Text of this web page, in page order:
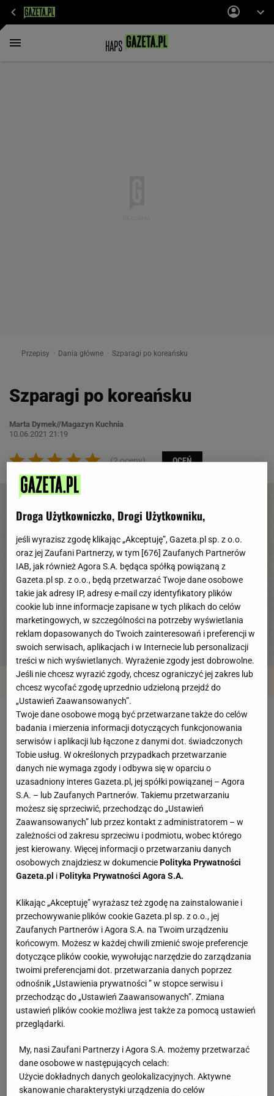
Przepisy Dania główne Szparagi po koreańsku
Szparagi po koreańsku
Marta Dymek//Magazyn Kuchnia
10.06.2021 21:19
(2 oceny) OCEŃ
Przegląd Składniki Kroki
Szparagi po koreańsku
Czas przygotowania do 30 minut
Poziom trudności łatwy
Można zamrażać?Nie
SKŁADNIKI (4 porcje)
Szparagi zielone- pęczek
Olej rzepakowy- do smaku
Papryka czerwona
Sos sojowy- 2 łyżki
Olej sezamowy- 2 łyżki
Droga Użytkowniczko, Drogi Użytkowniku,
jeśli wyrazisz zgodę klikając „Akceptuję”, Gazeta.pl sp. z o.o.
oraz jej Zaufani Partnerzy, w tym [676] Zaufanych Partnerów
IAB, jak również Agora S.A. będąca spółką powiązaną z
Gazeta.pl sp. z o.o., będą przetwarzać Twoje dane osobowe
takie jak adresy IP, adresy e-mail czy identyfikatory plików
cookie lub inne informacje zapisane w tych plikach do celów
marketingowych, w szczególności na potrzeby wyświetlania
reklam dopasowanych do Twoich zainteresowań i preferencji w
swoich serwisach, aplikacjach i w Internecie lub personalizacji
treści w nich wyświetlanych. Wyrażenie zgody jest dobrowolne.
Jeśli nie chcesz wyrazić zgody, chcesz ograniczyć jej zakres lub
chcesz wycofać zgodę uprzednio udzieloną przejdź do
„Ustawień Zaawansowanych”.
Twoje dane osobowe mogą być przetwarzane także do celów
badania i mierzenia informacji dotyczących funkcjonowania
serwisów i aplikacji lub łączone z danymi dot. świadczonych
Tobie usług. W określonych przypadkach przetwarzanie
danych nie wymaga zgody i odbywa się w oparciu o
uzasadniony interes Gazeta.pl, jej spółki powiązanej – Agora
S.A. – lub Zaufanych Partnerów. Takiemu przetwarzaniu
możesz się sprzeciwić, przechodząc do „Ustawień
Zaawansowanych” lub przez kontakt z administratorem – w
zależności od zakresu sprzeciwu i podmiotu, wobec którego
jest kierowany. Więcej informacji o przetwarzaniu danych
osobowych znajdziesz w dokumenciePolityka Prywatności
Gazeta.pl iPolityka Prywatności Agora S.A.
Klikając „Akceptuję” wyrażasz też zgodę na zainstalowanie i
przechowywanie plików cookie Gazeta.pl sp. z o.o., jej
Zaufanych Partnerów i Agora S.A. na Twoim urządzeniu
końcowym. Możesz w każdej chwili zmienić swoje preferencje
dotyczące plików cookie, wywołując narzędzie do zarządzania
twoimi preferencjami dot. przetwarzania danych poprzez
odnośnik „Ustawienia prywatności ” w stopce serwisu i
przechodząc do „Ustawień Zaawansowanych”. Zmiana
ustawień plików cookie możliwa jest także za pomocą ustawień
przeglądarki.
My, nasi Zaufani Partnerzy i Agora S.A. możemy przetwarzać
dane osobowe w następujących celach:
Użycie dokładnych danych geolokalizacyjnych. Aktywne
skanowanie charakterystyki urządzenia do celów